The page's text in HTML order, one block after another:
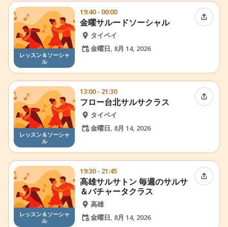
レッスン＆ソーシャ
ル
19:40 - 00:00
金曜サルードソーシャル
タイペイ
金曜日, 8月 14, 2026
イベン
レッスン＆ソーシャ
ル
13:00 - 21:30
フロー台北サルサクラス
タイペイ
金曜日, 8月 14, 2026
イベン
レッスン＆ソーシャ
ル
19:30 - 21:45
高雄サルサトン 毎週のサルサ
＆バチャータクラス
高雄
金曜日, 8月 14, 2026
イベン